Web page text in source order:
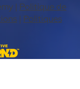
| Politique de
| Politiques